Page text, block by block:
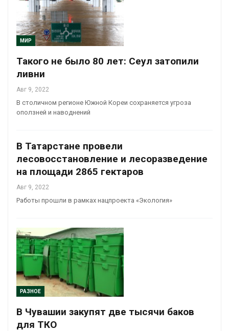
МИР
Такого не было 80 лет: Сеул затопили
ливни
Авг 9, 2022
В столичном регионе Южной Кореи сохраняется угроза
оползней и наводнений
В Татарстане провели
лесовосстановление и лесоразведение
на площади 2865 гектаров
Авг 9, 2022
Работы прошли в рамках нацпроекта «Экология»
РАЗНОЕ
В Чувашии закупят две тысячи баков
для ТКО